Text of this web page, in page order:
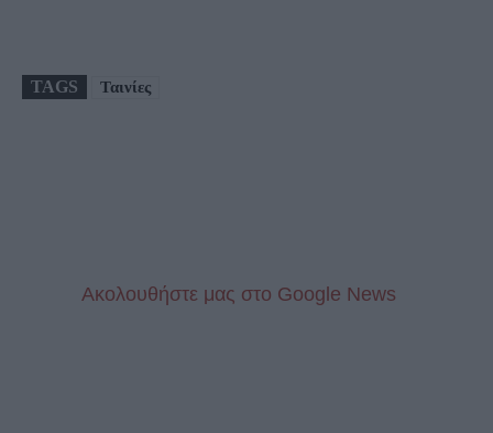
TAGS Ταινίες
Aκολουθήστε μας στo Google News